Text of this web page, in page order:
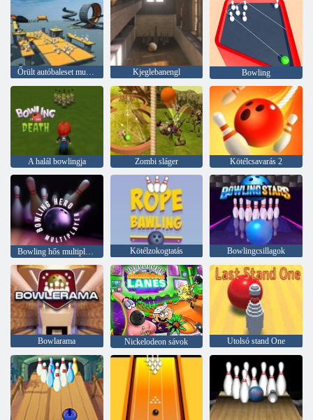
Kjeglebanengl Bowling
A halál bowlingja Zombi sláger Kötélcsavarás 2
Bowling hős multiplayer Kötélzokogtatás Bowlingcsillagok
Bowlarama Nickelodeon sávok Utolsó stand One